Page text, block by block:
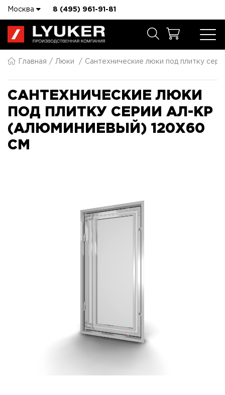
Москва 8 (495) 961-91-81
Главная Люки Сантехнические люки под плитку
САНТЕХНИЧЕСКИЕ ЛЮКИ
ПОД ПЛИТКУ СЕРИИ АЛ-КР
(АЛЮМИНИЕВЫЙ) 120X60
СМ